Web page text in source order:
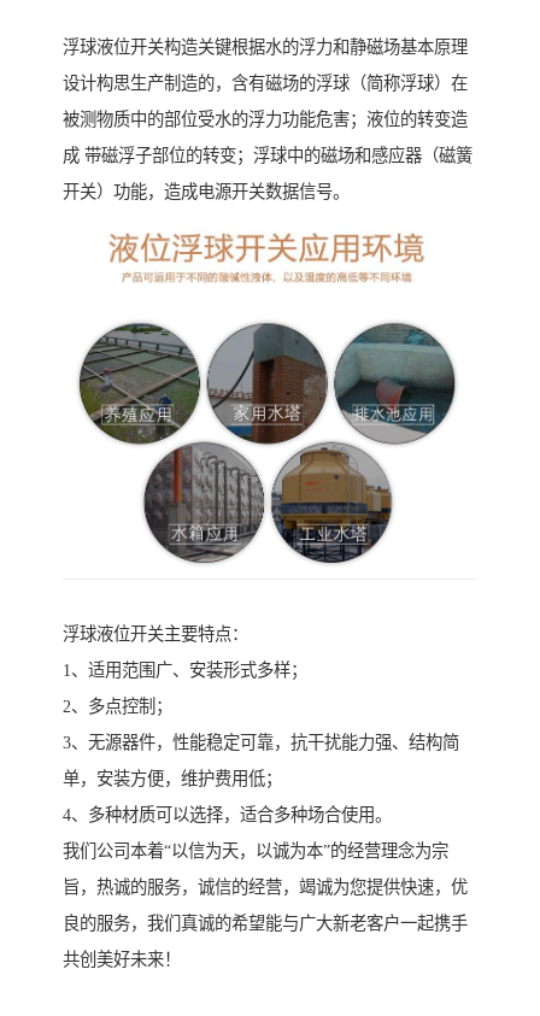
浮球液位开关构造关键根据水的浮力和静磁场基本原理
设计构思生产制造的，含有磁场的浮球（简称浮球）在
被测物质中的部位受水的浮力功能危害；液位的转变造
成 带磁浮子部位的转变；浮球中的磁场和感应器（磁簧
开关）功能，造成电源开关数据信号。
浮球液位开关主要特点：
1、适用范围广、安装形式多样；
2、多点控制；
3、无源器件，性能稳定可靠，抗干扰能力强、结构简
单，安装方便，维护费用低；
4、多种材质可以选择，适合多种场合使用。
我们公司本着“以信为天，以诚为本”的经营理念为宗
旨，热诚的服务，诚信的经营，竭诚为您提供快速，优
良的服务，我们真诚的希望能与广大新老客户一起携手
共创美好未来！